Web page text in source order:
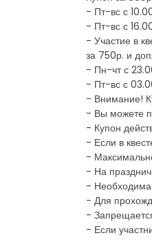
- Пт-вс с
- Пт-вс с
- Участие в
за 750р. и
- Пн-чт с
- Пт-вс с
- Внимание!
- Вы можете
- Купон
- Если в
-
- На
- Необходима
- Для
-
- Если